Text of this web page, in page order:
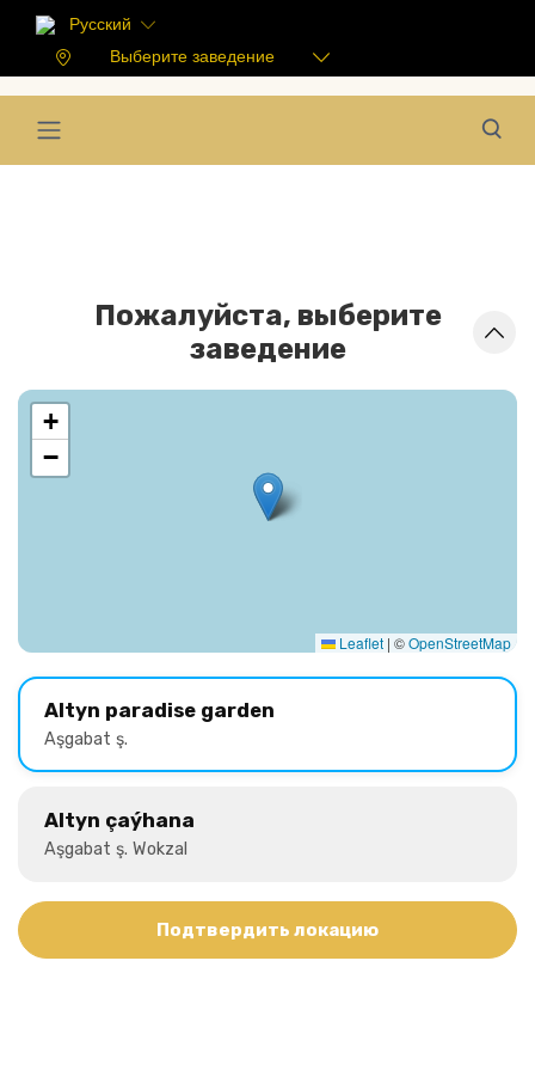
Русский
Выберите заведение
Пожалуйста, выберите
заведение
+
−
Leaflet | ©OpenStreetMap
Altyn paradise garden
Aşgabat ş.
Altyn çaýhana
Aşgabat ş. Wokzal
Подтвердить локацию